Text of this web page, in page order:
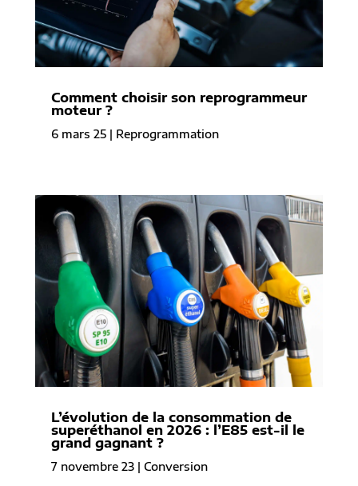
Comment choisir son reprogrammeur
moteur ?
6 mars 25| Reprogrammation
L’évolution de la consommation de
superéthanol en 2026 : l’E85 est-il le
grand gagnant ?
7 novembre 23| Conversion